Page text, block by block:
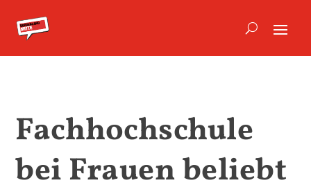
Fachhochschule
bei Frauen beliebt